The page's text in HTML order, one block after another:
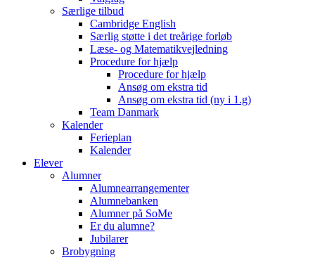
Særlige tilbud
Cambridge English
Særlig støtte i det treårige forløb
Læse- og Matematikvejledning
Procedure for hjælp
Procedure for hjælp
Ansøg om ekstra tid
Ansøg om ekstra tid (ny i 1.g)
Team Danmark
Kalender
Ferieplan
Kalender
Elever
Alumner
Alumnearrangementer
Alumnebanken
Alumner på SoMe
Er du alumne?
Jubilarer
Brobygning